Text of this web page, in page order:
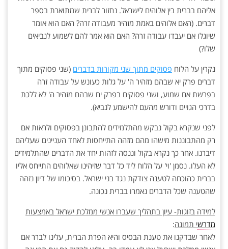
אליהם בברית בין אלוהים לישראל. נחזור לברית שמתוארת בספר
דברים. (האם אלוהים באמת מזהיר מעבודה זרה? האם הוא אומר
שיוגלו אם יעבדו עבודה זרה? האם הוא אמר להם לשמוע לנביאים
שלו?)
נקרין על הלוח פסוקים מתוך שני מקורות בדברים (שני פסוקים מתוך
דברים פרק יא שבהם מזהיר ה' על גלות כעונש על עבודה זרה
בפרשת אם שמוע, ושני פסוקים בפרק יח שבהם מזהיר ה' לא ללכת
בדרכי הגויים ודורש מהעם להישמע לנביא).
לפני שנקרא בקול נבקש מהתלמידים להתבונן בפסוקים ולראות אם
רק מהתבוננות מישהו מהם מזהה התייחסות לאחד העניינים שעליהם
דיברנו. אחר כך נקרא בקול וננסה לזהות יחד את הדברים שהתלמידים
לא העלו. נסמן 'וי' על הלוח ליד כל דבר שזיהינו שאלוהים התייחס אליו
בברית כהוכחה לטענה צודקת נגד בני ישראל. בסיכומו של דיון נזהה
שהטענה שכל הדברים נאמרו בברית נכונה.
למידה בזוגות- עיון בתהליך שעברו אנשי ממלכת ישראל באמצעות
מדרשי תמונה:
לאחר שבדקנו את טענת הבסיס והיא הפרת הברית, עלינו לברר אם